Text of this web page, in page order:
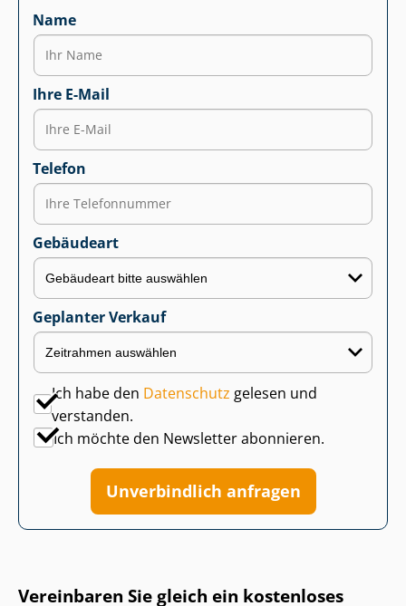
Vereinbaren Sie gleich ein kostenloses
Name
Ihre E-Mail
Telefon
Gebäudeart
Geplanter Verkauf
Ich habe den Datenschutz gelesen und
verstanden.
Ich möchte den Newsletter abonnieren.
Unverbindlich anfragen